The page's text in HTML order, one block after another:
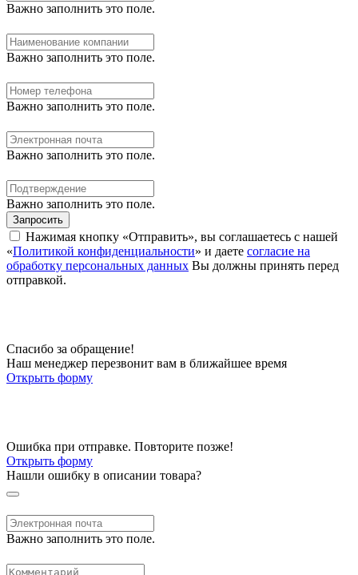
Важно заполнить это поле.
Важно заполнить это поле.
Важно заполнить это поле.
Важно заполнить это поле.
Важно заполнить это поле.
Запросить
Нажимая кнопку «Отправить», вы соглашаетесь с нашей
«Политикой конфиденциальности» и даете согласие на
обработку персональных данных Вы должны принять перед
отправкой.
Спасибо за обращение!
Наш менеджер перезвонит вам в ближайшее время
Открыть форму
Ошибка при отправке. Повторите позже!
Открыть форму
Нашли ошибку в описании товара?
Важно заполнить это поле.